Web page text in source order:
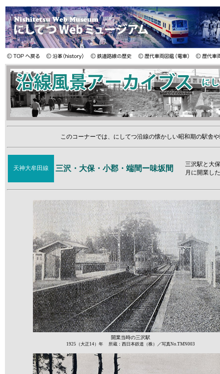
このコーナーでは、にしてつ沿線の懐かしい昭和期の駅舎
天神大牟田線 三沢・大保・小郡・端間ー味坂間
三沢駅と大
月に開業し
開業当時の三沢駅
1925（大正14）年 所蔵：西日本鉄道（株）／写真No.TMN003